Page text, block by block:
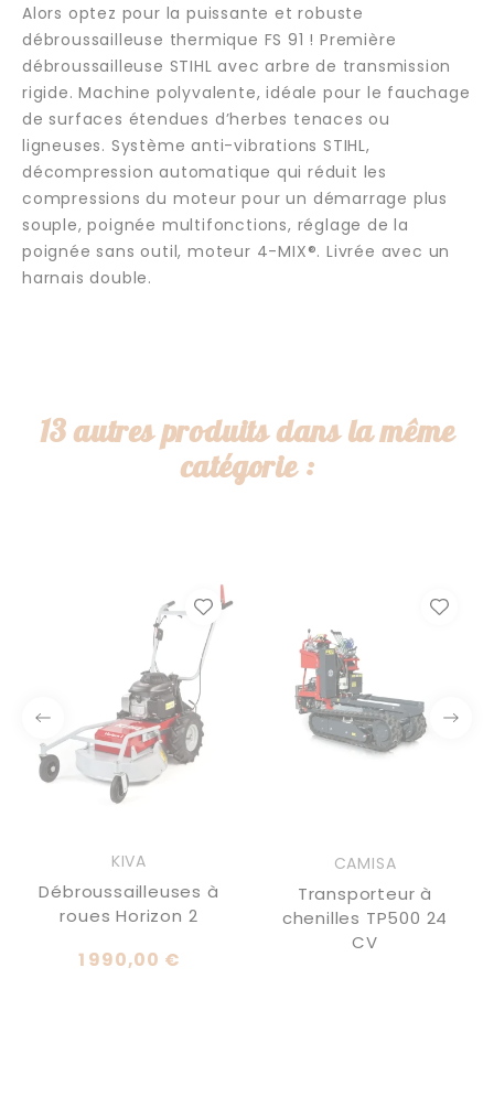
Alors optez pour la puissante et robuste
débroussailleuse thermique FS 91 ! Première
débroussailleuse STIHL avec arbre de transmission
rigide. Machine polyvalente, idéale pour le fauchage
de surfaces étendues d’herbes tenaces ou
ligneuses. Système anti-vibrations STIHL,
décompression automatique qui réduit les
compressions du moteur pour un démarrage plus
souple, poignée multifonctions, réglage de la
poignée sans outil, moteur 4-MIX®. Livrée avec un
harnais double.
13 autres produits dans la même
catégorie :
KIVA
Débroussailleuses à
roues Horizon 2
1 990,00 €
CAMISA
Transporteur à
chenilles TP500 24
CV